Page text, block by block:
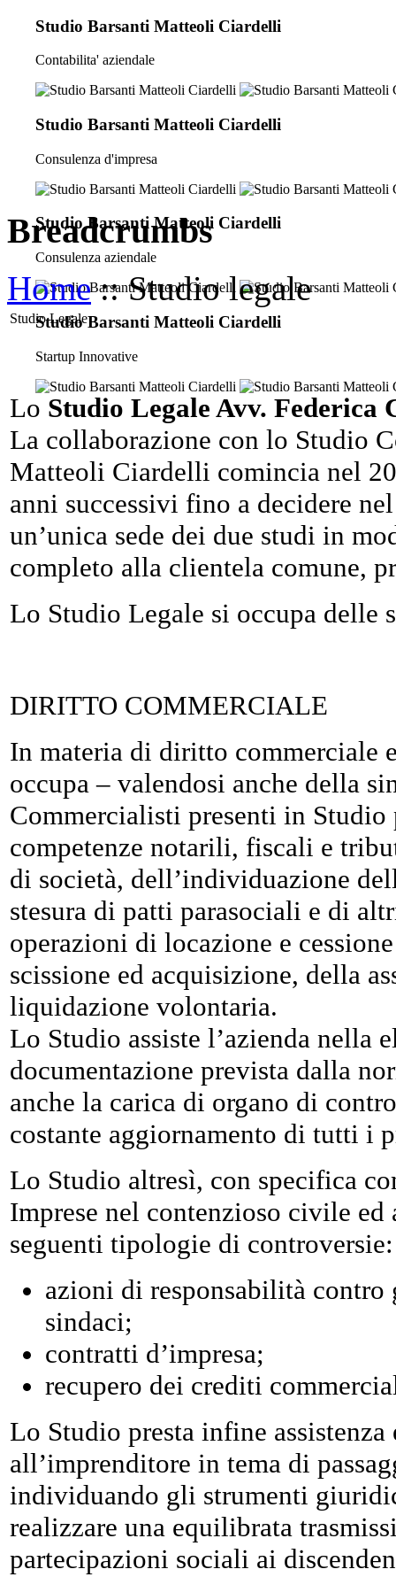
Studio Barsanti Matteoli Ciardelli
Contabilita' aziendale
Studio Barsanti Matteoli Ciardelli
Consulenza d'impresa
Studio Barsanti Matteoli Ciardelli
Consulenza aziendale
Studio Barsanti Matteoli Ciardelli
Startup Innovative
Breadcrumbs
Home:: Studio legale
Studio Legale
Lo Studio Legale Avv. Federica
La collaborazione con lo Studio
Matteoli Ciardelli comincia nel
anni successivi fino a decidere
un’unica sede dei due studi in
completo alla clientela comune,
Lo Studio Legale si occupa delle
DIRITTO COMMERCIALE
In materia di diritto commerciale
occupa – valendosi anche della
Commercialisti presenti in Studio
competenze notarili, fiscali e
di società, dell’individuazione
stesura di patti parasociali e di
operazioni di locazione e
scissione ed acquisizione, della
liquidazione volontaria.
Lo Studio assiste l’azienda nella
documentazione prevista dalla
anche la carica di organo di
costante aggiornamento di tutti i
Lo Studio altresì, con specifica
Imprese nel contenzioso civile
seguenti tipologie di controversie:
azioni di responsabilità
sindaci;
contratti d’impresa;
recupero dei crediti
Lo Studio presta infine assistenza
all’imprenditore in tema di
individuando gli strumenti
realizzare una equilibrata
partecipazioni sociali ai